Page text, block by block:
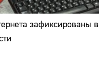
зафиксированы в